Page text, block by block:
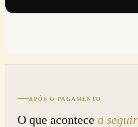
APÓS O PAGAMENTO
O que acontece a seguir